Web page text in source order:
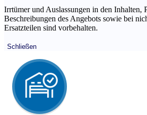
Irrtümer und Auslassungen in den Inhalten,
Beschreibungen des Angebots sowie bei
Ersatzteilen sind vorbehalten.
Schließen